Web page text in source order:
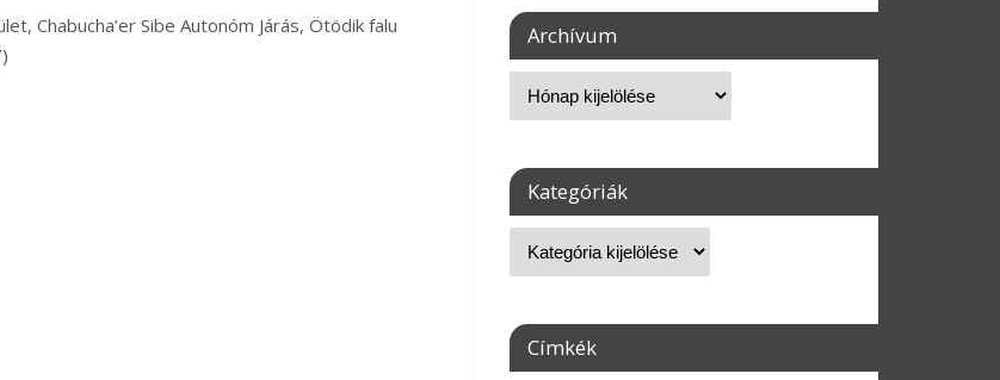
Chabucha’er Sibe Autonóm Járás, Ötödik falu
Archívum
Kategóriák
Címkék